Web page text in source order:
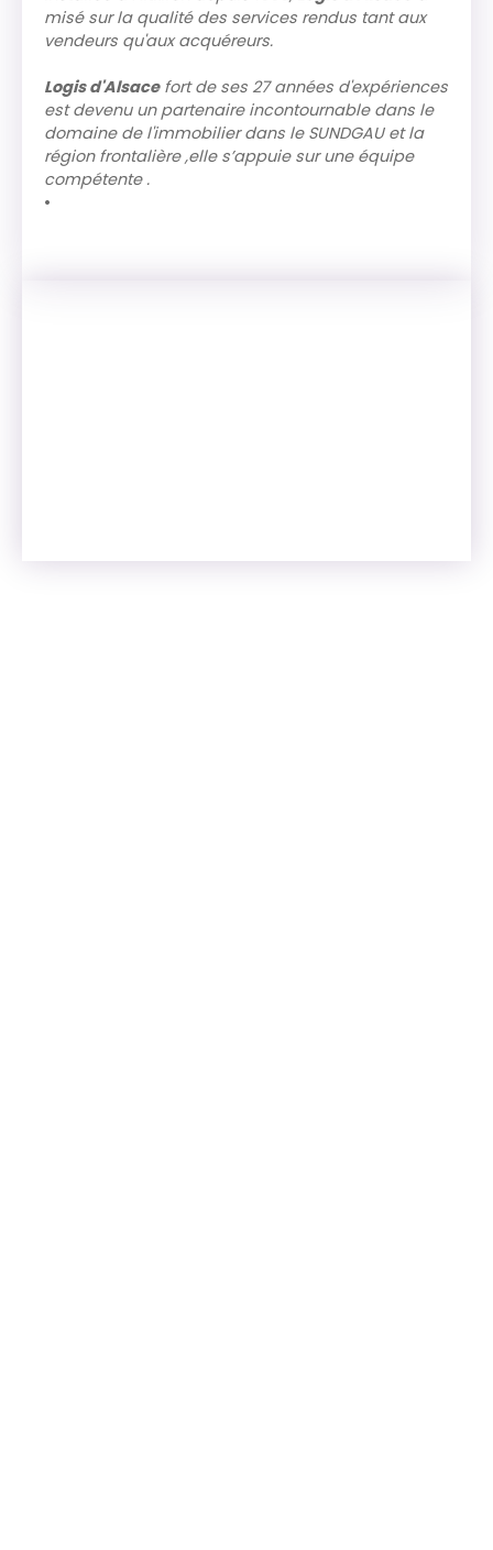
misé sur la qualité des services rendus tant aux
vendeurs qu'aux acquéreurs.
Logis d'Alsacefort de ses 27 années d'expériences
est devenu un partenaire incontournable dans le
domaine de l'immobilier dans le SUNDGAU et la
région frontalière ,elle s’appuie sur une équipe
compétente .